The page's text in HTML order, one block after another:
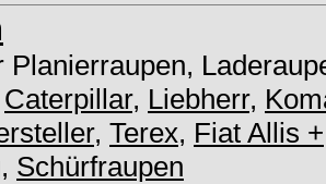
Planierraupen,
Caterpillar, Liebherr,
, Terex, Fiat Allis +
, Schürfraupen